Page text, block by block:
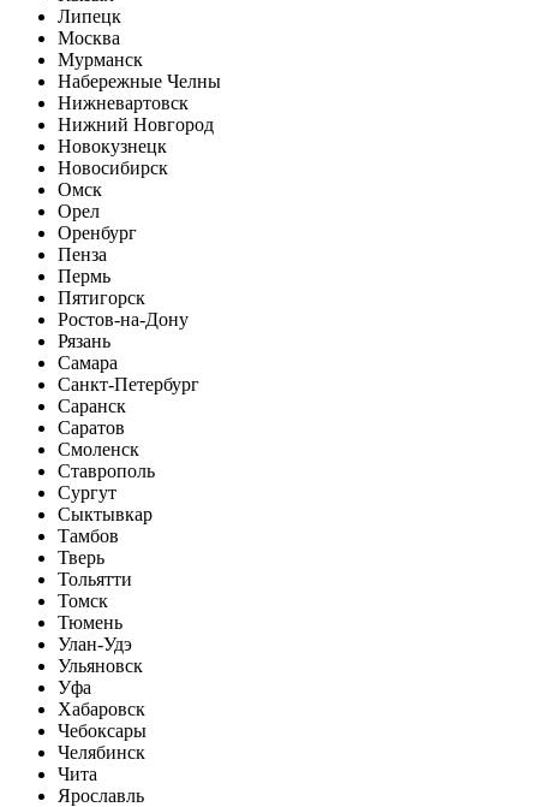
Липецк
Москва
Мурманск
Набережные Челны
Нижневартовск
Нижний Новгород
Новокузнецк
Новосибирск
Омск
Орел
Оренбург
Пенза
Пермь
Пятигорск
Ростов-на-Дону
Рязань
Самара
Санкт-Петербург
Саранск
Саратов
Смоленск
Ставрополь
Сургут
Сыктывкар
Тамбов
Тверь
Тольятти
Томск
Тюмень
Улан-Удэ
Ульяновск
Уфа
Хабаровск
Чебоксары
Челябинск
Чита
Ярославль